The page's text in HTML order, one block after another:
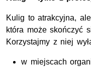
Kulig to atrakcyjna,
która może skończyć
Korzystajmy z niej
w miejscach